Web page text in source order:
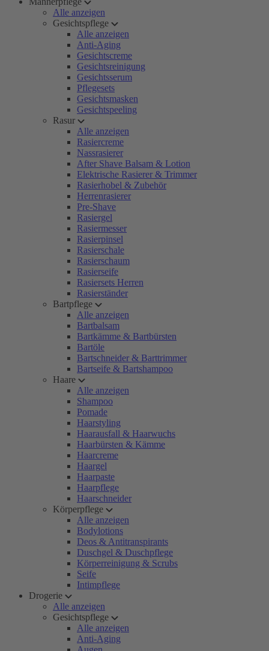
Alle anzeigen
Gesichtspflege
Alle anzeigen
Anti-Aging
Gesichtscreme
Gesichtsreinigung
Gesichtsserum
Pflegesets
Gesichtsmasken
Gesichtspeeling
Rasur
Alle anzeigen
Rasiercreme
Nassrasierer
After Shave Balsam & Lotion
Elektrische Rasierer & Trimmer
Rasierhobel & Zubehör
Herrenrasierer
Pre-Shave
Rasiergel
Rasiermesser
Rasierpinsel
Rasierschale
Rasierschaum
Rasierseife
Rasiersets Herren
Rasierständer
Bartpflege
Alle anzeigen
Bartbalsam
Bartkämme & Bartbürsten
Bartöle
Bartschneider & Barttrimmer
Bartseife & Bartshampoo
Haare
Alle anzeigen
Shampoo
Pomade
Haarstyling
Haarausfall & Haarwuchs
Haarbürsten & Kämme
Haarcreme
Haargel
Haarpaste
Haarpflege
Haarschneider
Körperpflege
Alle anzeigen
Bodylotions
Deos & Antitranspirants
Duschgel & Duschpflege
Körperreinigung & Scrubs
Seife
Intimpflege
Drogerie
Alle anzeigen
Gesichtspflege
Alle anzeigen
Anti-Aging